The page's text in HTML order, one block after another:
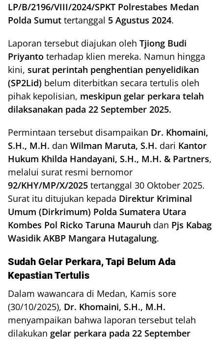
LP/B/2196/VIII/2024/SPKT Polrestabes Medan
Polda Sumut tertanggal 5 Agustus 2024.
Laporan tersebut diajukan oleh Tjiong Budi
Priyanto terhadap klien mereka. Namun hingga
kini, surat perintah penghentian penyelidikan
(SP2Lid) belum diterbitkan secara tertulis oleh
pihak kepolisian, meskipun gelar perkara telah
dilaksanakan pada 22 September 2025.
Permintaan tersebut disampaikan Dr. Khomaini,
S.H., M.H. dan Wilman Maruta, S.H. dari Kantor
Hukum Khilda Handayani, S.H., M.H. & Partners,
melalui surat resmi bernomor
92/KHY/MP/X/2025 tertanggal 30 Oktober 2025.
Surat itu ditujukan kepada Direktur Kriminal
Umum (Dirkrimum) Polda Sumatera Utara
Kombes Pol Ricko Taruna Mauruh dan Pjs Kabag
Wasidik AKBP Mangara Hutagalung.
Sudah Gelar Perkara, Tapi Belum Ada
Kepastian Tertulis
Dalam wawancara di Medan, Kamis sore
(30/10/2025), Dr. Khomaini, S.H., M.H.
menyampaikan bahwa laporan tersebut telah
dilakukan gelar perkara pada 22 September